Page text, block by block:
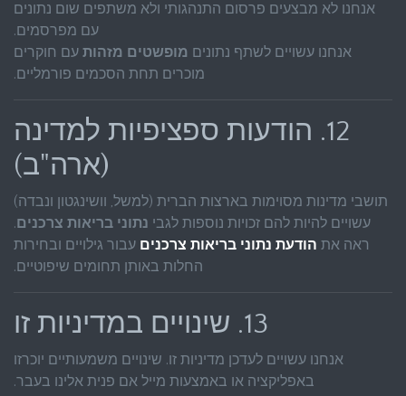
אנחנו לא מבצעים פרסום התנהגותי ולא משתפים שום נתונים
עם מפרסמים.
אנחנו עשויים לשתף נתונים מופשטים מזהות עם חוקרים
מוכרים תחת הסכמים פורמליים.
12. הודעות ספציפיות למדינה
(ארה"ב)
תושבי מדינות מסוימות בארצות הברית (למשל, וושינגטון ונבדה)
עשויים להיות להם זכויות נוספות לגבי נתוני בריאות צרכנים.
ראה את הודעת נתוני בריאות צרכנים עבור גילויים ובחירות
החלות באותן תחומים שיפוטיים.
13. שינויים במדיניות זו
אנחנו עשויים לעדכן מדיניות זו. שינויים משמעותיים יוכרזו
באפליקציה או באמצעות מייל אם פנית אלינו בעבר.